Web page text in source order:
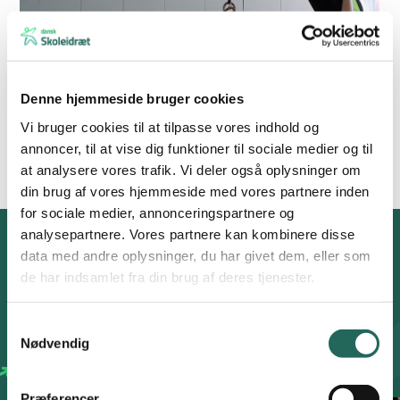
Denne hjemmeside bruger cookies
Vi bruger cookies til at tilpasse vores indhold og
annoncer, til at vise dig funktioner til sociale medier og til
at analysere vores trafik. Vi deler også oplysninger om
din brug af vores hjemmeside med vores partnere inden
for sociale medier, annonceringspartnere og
analysepartnere. Vores partnere kan kombinere disse
data med andre oplysninger, du har givet dem, eller som
de har indsamlet fra din brug af deres tjenester.
Nødvendig
IDEER TIL LEGE 5-7 ÅR
Find en leg